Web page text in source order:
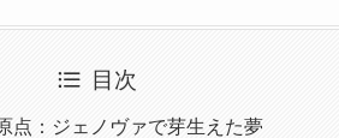
目次
点：ジェノヴァで芽生えた夢